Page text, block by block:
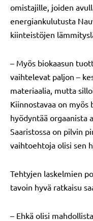
omistajille, joiden
energiankulutusta
kiinteistöjen
– Myös biokaasun
vaihtelevat paljon –
materiaalia, mutta
Kiinnostavaa on
hyödyntää orgaanista
Saaristossa on pilvin
vaihtoehtoja olisi sen
Tehtyjen laskelmien
tavoin hyvä ratkaisu
– Ehkä olisi